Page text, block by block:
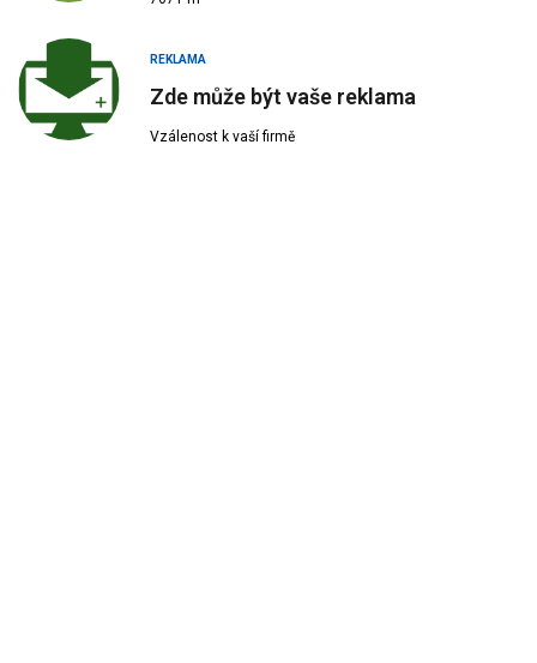
REKLAMA
Zde může být vaše reklama
Vzálenost k vaší firmě